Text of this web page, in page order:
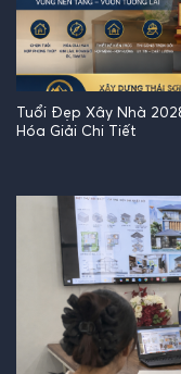
Tuổi Đẹp Xây Nhà
Hóa Giải Chi Tiết